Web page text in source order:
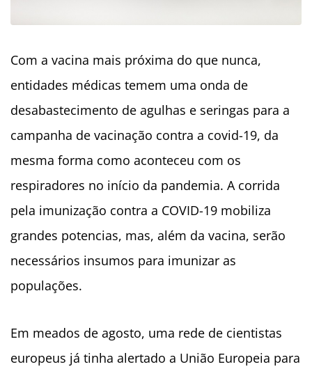
Com a vacina mais próxima do que nunca,
entidades médicas temem uma onda de
desabastecimento de agulhas e seringas para a
campanha de vacinação contra a covid-19, da
mesma forma como aconteceu com os
respiradores no início da pandemia. A corrida
pela imunização contra a COVID-19 mobiliza
grandes potencias, mas, além da vacina, serão
necessários insumos para imunizar as
populações.
Em meados de agosto, uma rede de cientistas
europeus já tinha alertado a União Europeia para